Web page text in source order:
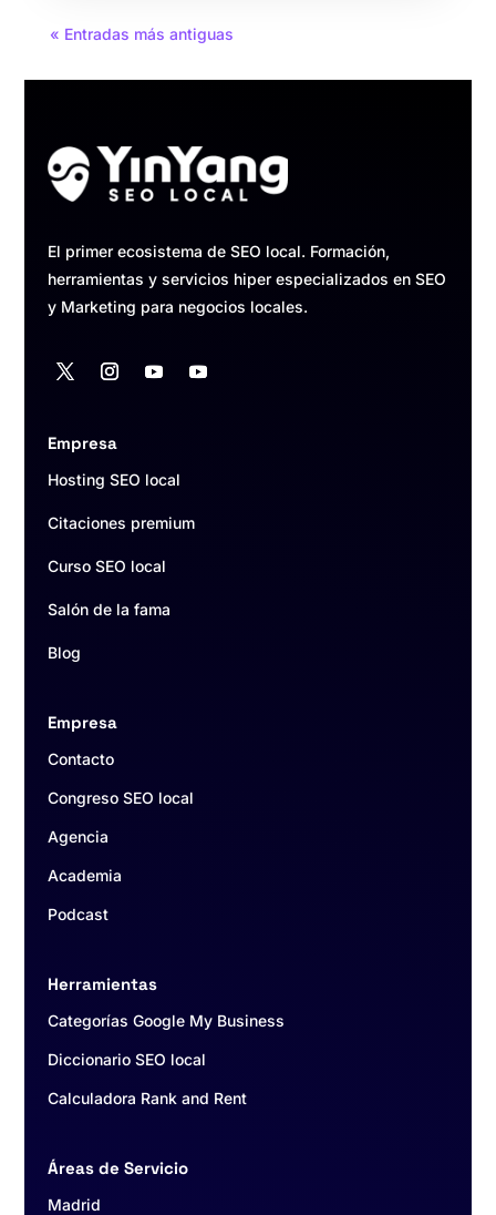
« Entradas más antiguas
El primer ecosistema de SEO local. Formación,
herramientas y servicios hiper especializados en SEO
y Marketing para negocios locales.
Empresa
Hosting SEO local
Citaciones premium
Curso SEO local
Salón de la fama
Blog
Empresa
Contacto
Congreso SEO local
Agencia
Academia
Podcast
Herramientas
Categorías Google My Business
Diccionario SEO local
Calculadora Rank and Rent
Áreas de Servicio
Madrid